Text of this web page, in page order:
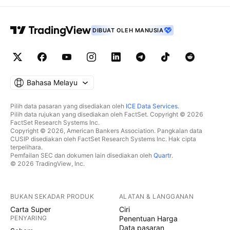
DIBUAT OLEH MANUSIA
Bahasa Melayu
Pilih data pasaran yang disediakan oleh ICE Data Services.
Pilih data rujukan yang disediakan oleh FactSet. Copyright © 2026
FactSet Research Systems Inc.
Copyright © 2026, American Bankers Association. Pangkalan data
CUSIP disediakan oleh FactSet Research Systems Inc. Hak cipta
terpelihara.
Pemfailan SEC dan dokumen lain disediakan oleh Quartr.
© 2026 TradingView, Inc.
BUKAN SEKADAR PRODUK
Carta Super
PENYARING
ALATAN & LANGGANAN
Ciri
Penentuan Harga
Data pasaran